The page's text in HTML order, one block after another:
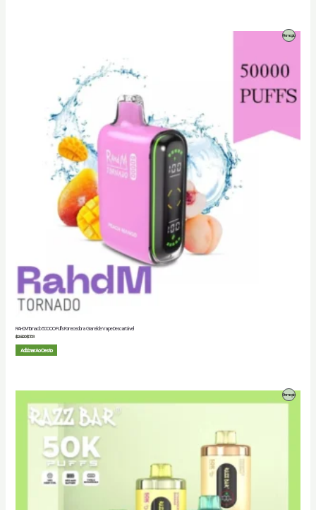
RAHDM Tornado 50000 Puffs Fornecedor a Granel de Vape Descartável
PromoçãoProduto
$25.00$7.03
Adicionar Ao Cesto
PromoçãoProduto